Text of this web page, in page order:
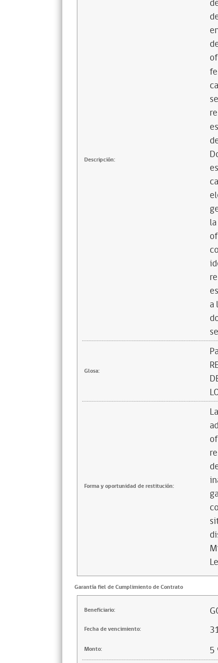
Descripción:
a
Glosa:
Forma y oportunidad de restitución:
Garantía fiel de Cumplimiento de Contrato
Beneficiario:
Fecha de vencimiento:
Monto: 5